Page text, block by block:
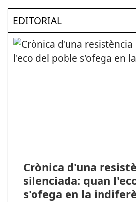
EDITORIAL
Crònica d'una
silenciada: quan
s'ofega en la